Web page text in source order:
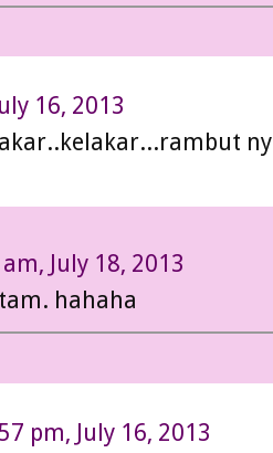
16, 2013
July 18, 2013
hahaha
pm, July 16, 2013